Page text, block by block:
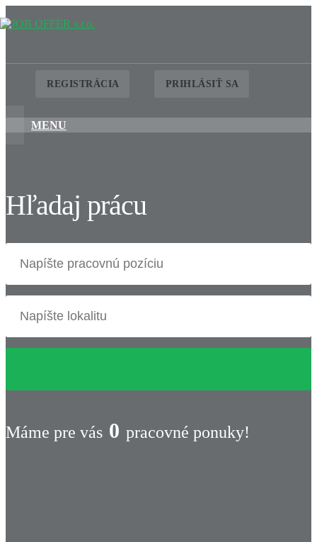
REGISTRÁCIA PRIHLÁSIŤ SA
MENU
Hľadaj prácu
Máme pre vás 0 pracovné ponuky!